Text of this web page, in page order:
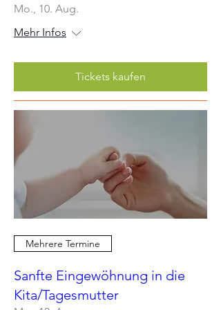
Mo., 10. Aug.
Mehr Infos
Tickets kaufen
Mehrere Termine
Sanfte Eingewöhnung in die
Kita/Tagesmutter